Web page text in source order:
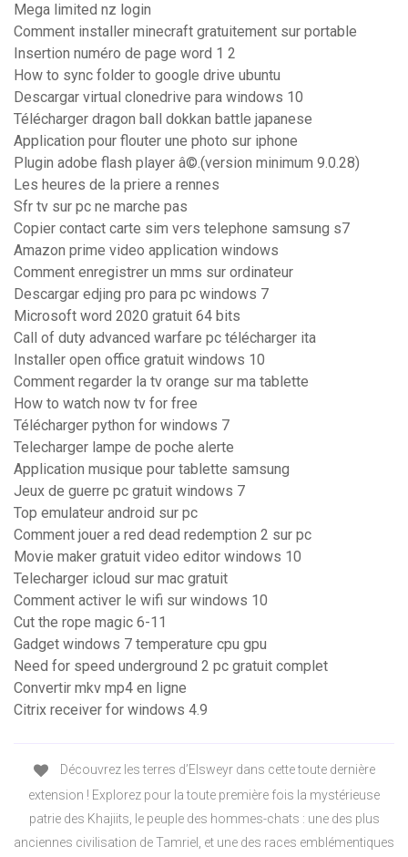
Mega limited nz login
Comment installer minecraft gratuitement sur portable
Insertion numéro de page word 1 2
How to sync folder to google drive ubuntu
Descargar virtual clonedrive para windows 10
Télécharger dragon ball dokkan battle japanese
Application pour flouter une photo sur iphone
Plugin adobe flash player â©.(version minimum 9.0.28)
Les heures de la priere a rennes
Sfr tv sur pc ne marche pas
Copier contact carte sim vers telephone samsung s7
Amazon prime video application windows
Comment enregistrer un mms sur ordinateur
Descargar edjing pro para pc windows 7
Microsoft word 2020 gratuit 64 bits
Call of duty advanced warfare pc télécharger ita
Installer open office gratuit windows 10
Comment regarder la tv orange sur ma tablette
How to watch now tv for free
Télécharger python for windows 7
Telecharger lampe de poche alerte
Application musique pour tablette samsung
Jeux de guerre pc gratuit windows 7
Top emulateur android sur pc
Comment jouer a red dead redemption 2 sur pc
Movie maker gratuit video editor windows 10
Telecharger icloud sur mac gratuit
Comment activer le wifi sur windows 10
Cut the rope magic 6-11
Gadget windows 7 temperature cpu gpu
Need for speed underground 2 pc gratuit complet
Convertir mkv mp4 en ligne
Citrix receiver for windows 4.9
Découvrez les terres d’Elsweyr dans cette toute dernière
extension ! Explorez pour la toute première fois la mystérieuse
patrie des Khajiits, le peuple des hommes-chats : une des plus
anciennes civilisation de Tamriel, et une des races emblémentiques